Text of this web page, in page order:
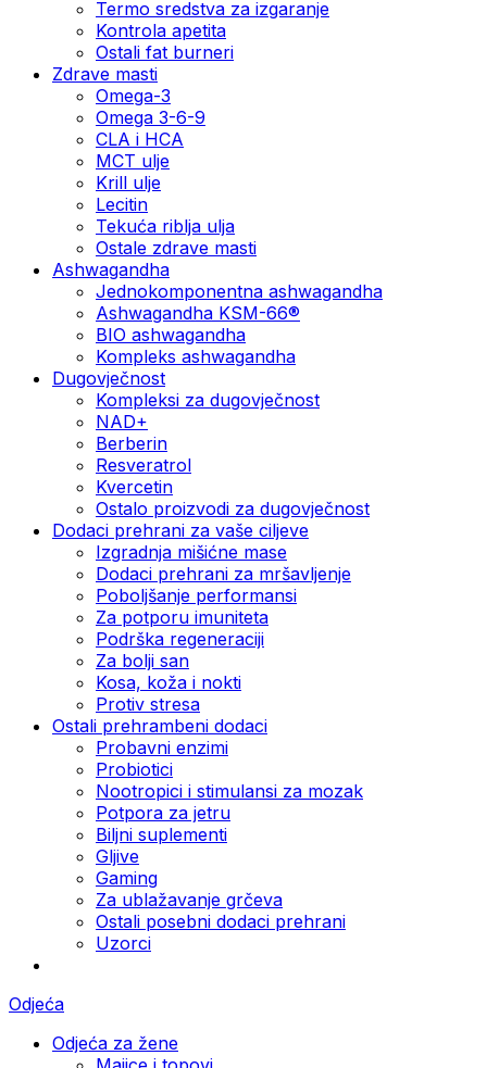
Termo sredstva za izgaranje
Kontrola apetita
Ostali fat burneri
Zdrave masti
Omega-3
Omega 3-6-9
CLA i HCA
MCT ulje
Krill ulje
Lecitin
Tekuća riblja ulja
Ostale zdrave masti
Ashwagandha
Jednokomponentna ashwagandha
Ashwagandha KSM-66®
BIO ashwagandha
Kompleks ashwagandha
Dugovječnost
Kompleksi za dugovječnost
NAD+
Berberin
Resveratrol
Kvercetin
Ostalo proizvodi za dugovječnost
Dodaci prehrani za vaše ciljeve
Izgradnja mišićne mase
Dodaci prehrani za mršavljenje
Poboljšanje performansi
Za potporu imuniteta
Podrška regeneraciji
Za bolji san
Kosa, koža i nokti
Protiv stresa
Ostali prehrambeni dodaci
Probavni enzimi
Probiotici
Nootropici i stimulansi za mozak
Potpora za jetru
Biljni suplementi
Gljive
Gaming
Za ublažavanje grčeva
Ostali posebni dodaci prehrani
Uzorci
Odjeća
Odjeća za žene